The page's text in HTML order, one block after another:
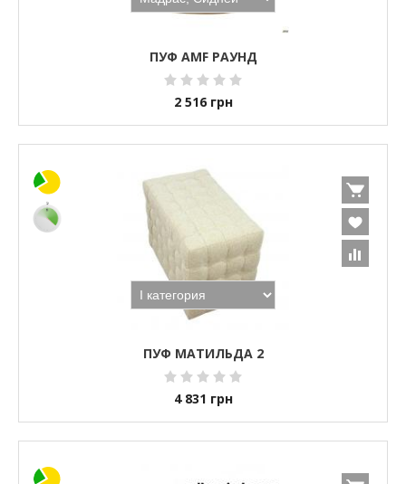
ПУФ AMF РАУНД
2 516 грн
ПУФ МАТИЛЬДА 2
4 831 грн